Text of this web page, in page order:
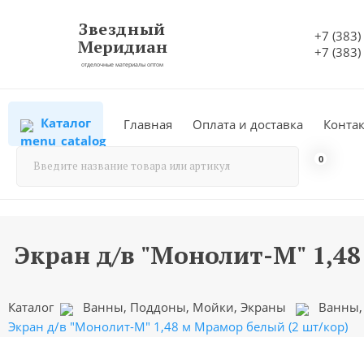
Звездный
Меридиан
отделочные материалы оптом
+7
+7
Каталог Главная Оплата и доставка
0
Экран д/в "Монолит-М"
Каталог Ванны, Поддоны, Мойки, Экраны
Ванны,
Экран д/в "Монолит-М" 1,48 м Мрамор белый (2 шт/кор)